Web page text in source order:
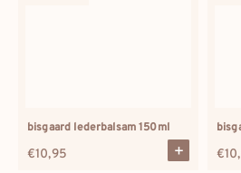
bisgaard lederbalsam 150ml
Regulärer
€10,95